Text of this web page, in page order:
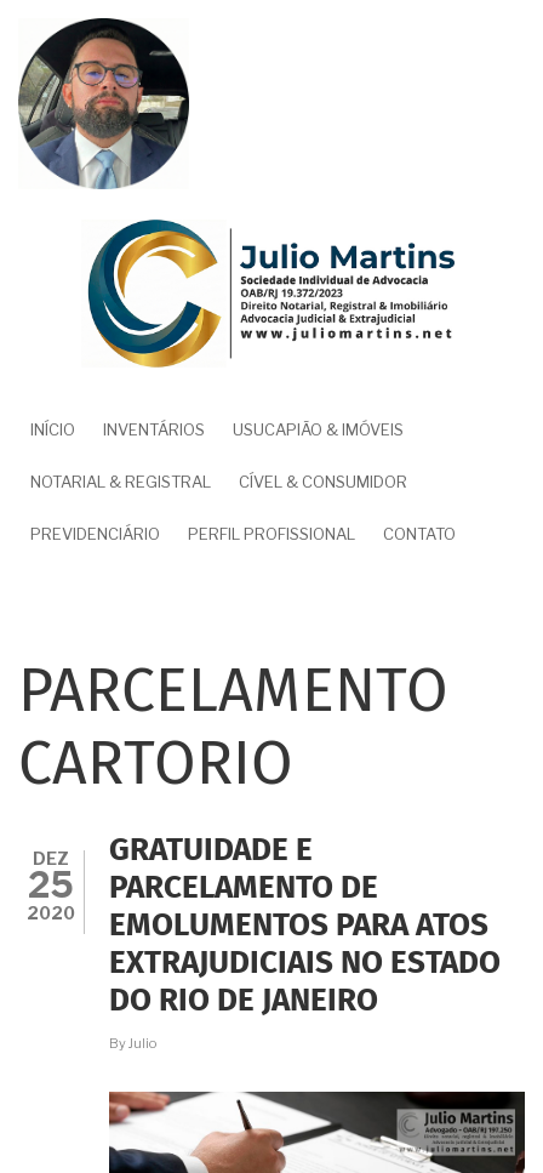
para
conteúdo
principal
NAVEGAÇÃO
PRINCIPAL
INÍCIO INVENTÁRIOS USUCAPIÃO & IMÓVEIS
NOTARIAL & REGISTRAL CÍVEL & CONSUMIDOR
PREVIDENCIÁRIO PERFIL PROFISSIONAL CONTATO
PARCELAMENTO
CARTORIO
DEZ
25
2020
GRATUIDADE E
PARCELAMENTO DE
EMOLUMENTOS PARA ATOS
EXTRAJUDICIAIS NO ESTADO
DO RIO DE JANEIRO
By Julio